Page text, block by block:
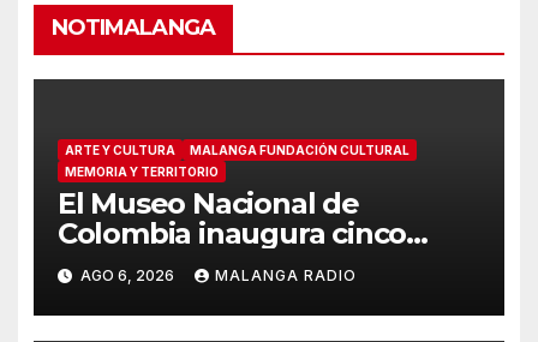
NOTIMALANGA
ARTE Y CULTURA
MALANGA FUNDACIÓN CULTURAL
MEMORIA Y TERRITORIO
El Museo Nacional de
Colombia inaugura cinco
nuevas salas inmersivas con
experiencias multisensoriales
y audiovisuales
AGO 6, 2026 MALANGA RADIO